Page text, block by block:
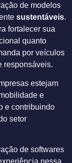
de modelos
sustentáveis.
fortalecer sua
quanto
por veículos
responsáveis.
estejam
e
e contribuindo
setor
de softwares